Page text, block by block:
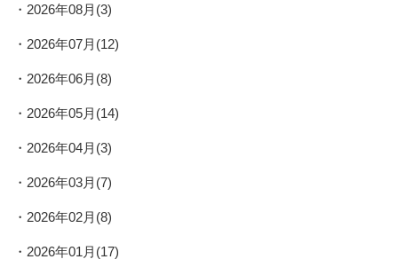
2026年08月(3)
2026年07月(12)
2026年06月(8)
2026年05月(14)
2026年04月(3)
2026年03月(7)
2026年02月(8)
2026年01月(17)